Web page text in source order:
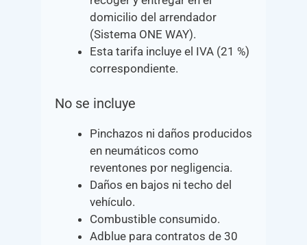
domicilio del arrendador
(Sistema ONE WAY).
Esta tarifa incluye el IVA (21 %)
correspondiente.
No se incluye
Pinchazos ni daños producidos
en neumáticos como
reventones por negligencia.
Daños en bajos ni techo del
vehículo.
Combustible consumido.
Adblue para contratos de 30